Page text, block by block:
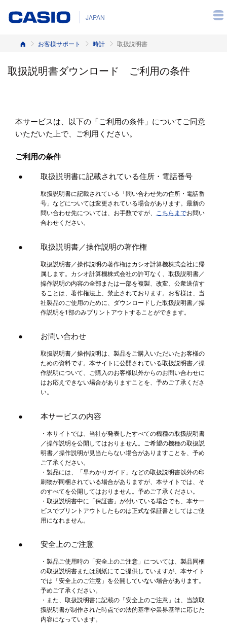
JAPAN
ホームお客様サポート 時計 取扱説明書
取扱説明書ダウンロード ご利用の条件
本サービスは、以下の「ご利用の条件」についてご同意
いただいた上で、ご利用ください。
ご利用の条件
取扱説明書に記載されている住所・電話番号
取扱説明書に記載されている「問い合わせ先の住所・電話番
号」などについては変更されている場合があります。最新の
問い合わせ先については、お手数ですが、 こちらまでお問い
合わせください。
取扱説明書／操作説明の著作権
取扱説明書／操作説明の著作権はカシオ計算機株式会社に帰
属します。カシオ計算機株式会社の許可なく、取扱説明書／
操作説明の内容の全部または一部を複製、改変、公衆送信す
ることは、著作権法上、禁止されております。お客様は、当
社製品のご使用のために、ダウンロードした取扱説明書／操
作説明を1部のみプリントアウトすることができます。
お問い合わせ
取扱説明書／操作説明は、製品をご購入いただいたお客様の
ための資料です。本サイトに公開されている取扱説明書／操
作説明について、ご購入のお客様以外からのお問い合わせに
はお応えできない場合がありますことを、予めご了承くださ
い。
本サービスの内容
・本サイトでは、当社が発表したすべての機種の取扱説明書
／操作説明を公開してはおりません。ご希望の機種の取扱説
明書／操作説明が見当たらない場合がありますことを、予め
ご了承ください。
・製品には、「早わかりガイド」などの取扱説明書以外の印
刷物が同梱されている場合がありますが、本サイトでは、そ
のすべてを公開してはおりません。予めご了承ください。
・取扱説明書中に「保証書」が付いている場合でも、本サー
ビスでプリントアウトしたものは正式な保証書としてはご使
用になれません。
安全上のご注意
・製品ご使用時の「安全上のご注意」については、製品同梱
の取扱説明書または別紙にてご提供していますが、本サイト
では「安全上のご注意」を公開していない場合があります。
予めご了承ください。
・また、取扱説明書に記載の「安全上のご注意」は、当該取
扱説明書が制作された時点での法的基準や業界基準に応じた
内容になっています。